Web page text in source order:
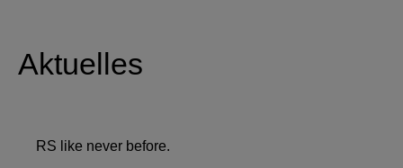
Aktuelles
RS like never before.